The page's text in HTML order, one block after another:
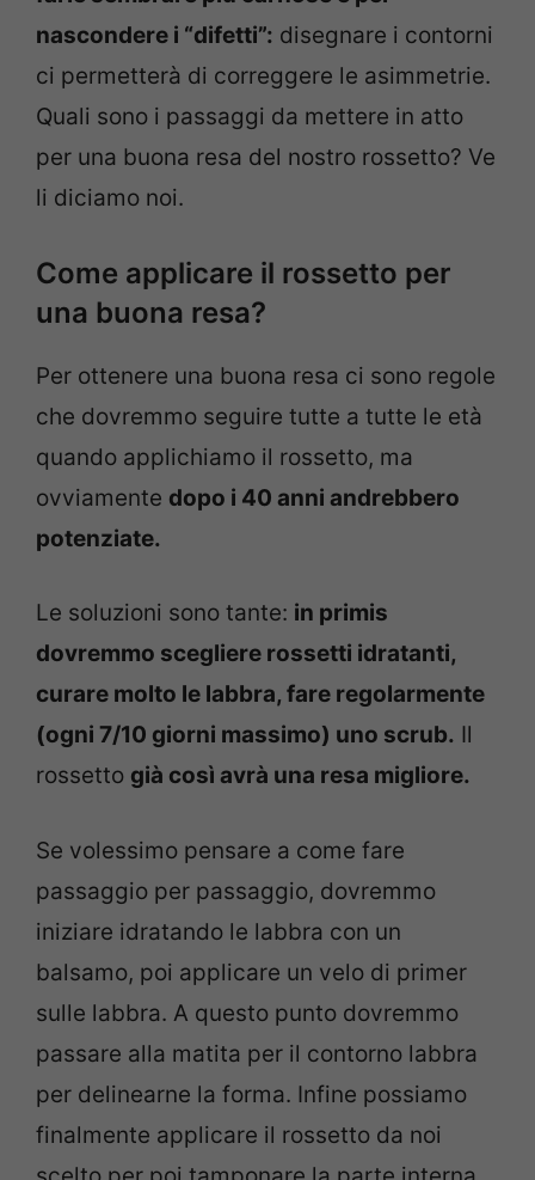
nascondere i “difetti”: disegnare i contorni
ci permetterà di correggere le asimmetrie.
Quali sono i passaggi da mettere in atto
per una buona resa del nostro rossetto? Ve
li diciamo noi.
Come applicare il rossetto per
una buona resa?
Per ottenere una buona resa ci sono regole
che dovremmo seguire tutte a tutte le età
quando applichiamo il rossetto, ma
ovviamente dopo i 40 anni andrebbero
potenziate.
Le soluzioni sono tante: in primis
dovremmo scegliere rossetti idratanti,
curare molto le labbra, fare regolarmente
(ogni 7/10 giorni massimo) uno scrub. Il
rossetto già così avrà una resa migliore.
Se volessimo pensare a come fare
passaggio per passaggio, dovremmo
iniziare idratando le labbra con un
balsamo, poi applicare un velo di primer
sulle labbra. A questo punto dovremmo
passare alla matita per il contorno labbra
per delinearne la forma. Infine possiamo
finalmente applicare il rossetto da noi